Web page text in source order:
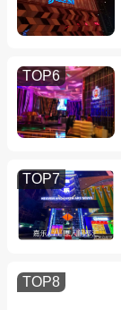
TOP6
TOP7
TOP8